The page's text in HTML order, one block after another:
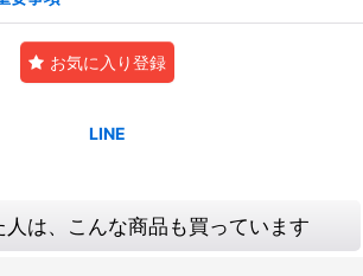
お気に入り登録
人は、こんな商品も買っています